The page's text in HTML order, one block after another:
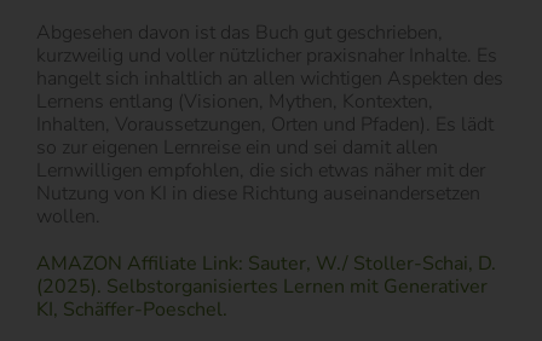
Abgesehen davon ist das Buch gut geschrieben,
kurzweilig und voller nützlicher praxisnaher Inhalte. Es
hangelt sich inhaltlich an allen wichtigen Aspekten des
Lernens entlang (Visionen, Mythen, Kontexten,
Inhalten, Voraussetzungen, Orten und Pfaden). Es lädt
so zur eigenen Lernreise ein und sei damit allen
Lernwilligen empfohlen, die sich etwas näher mit der
Nutzung von KI in diese Richtung auseinandersetzen
wollen.
AMAZON Affiliate Link: Sauter, W./ Stoller-Schai, D.
(2025). Selbstorganisiertes Lernen mit Generativer
KI, Schäffer-Poeschel.